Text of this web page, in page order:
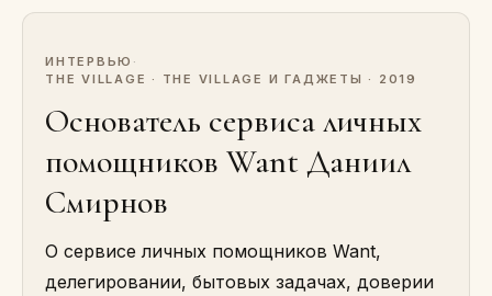
ИНТЕРВЬЮ ·
THE VILLAGE · THE VILLAGE И ГАДЖЕТЫ · 2019
Основатель сервиса личных
помощников Want Даниил
Смирнов
О сервисе личных помощников Want,
делегировании, бытовых задачах, доверии